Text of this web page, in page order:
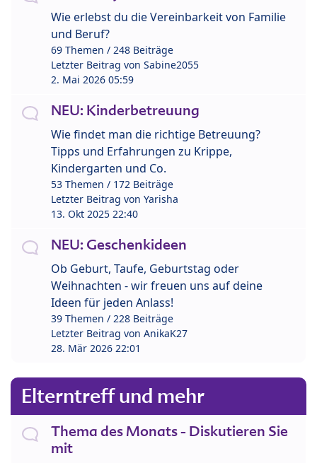
Wie erlebst du die Vereinbarkeit von Familie
und Beruf?
69 Themen / 248 Beiträge
Letzter Beitrag von Sabine2055
2. Mai 2026 05:59
NEU: Kinderbetreuung
Wie findet man die richtige Betreuung?
Tipps und Erfahrungen zu Krippe,
Kindergarten und Co.
53 Themen / 172 Beiträge
Letzter Beitrag von Yarisha
13. Okt 2025 22:40
NEU: Geschenkideen
Ob Geburt, Taufe, Geburtstag oder
Weihnachten - wir freuen uns auf deine
Ideen für jeden Anlass!
39 Themen / 228 Beiträge
Letzter Beitrag von AnikaK27
28. Mär 2026 22:01
Elterntreff und mehr
Thema des Monats - Diskutieren Sie
mit